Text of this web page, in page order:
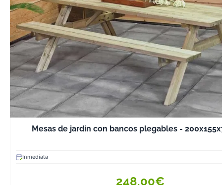
tamaños,
compactas
hasta modelos
para terrazas
2. Sofás y
Perfectos para
zona de relax
estilo.
Pueden
cojines
mayor confort.
maximizar el
Mesas de jardín con bancos plegables -
Inmediata
248,00€